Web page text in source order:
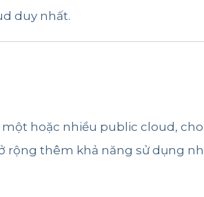
duy nhất.
một hoặc nhiều public cloud,
rộng thêm khả năng sử dụng